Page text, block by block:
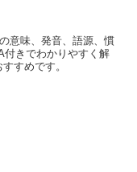
意味、発音、語源、慣
付きでわかりやすく解
すめです。